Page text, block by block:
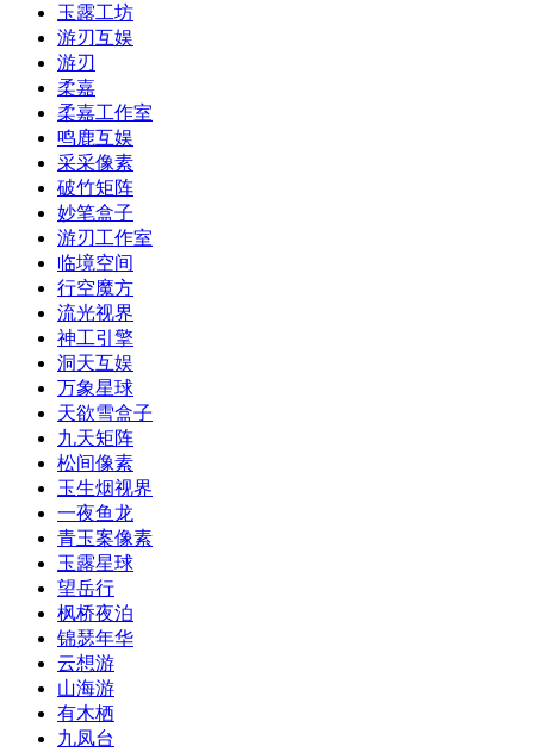
玉露工坊
游刃互娱
游刃
柔嘉
柔嘉工作室
鸣鹿互娱
采采像素
破竹矩阵
妙笔盒子
游刃工作室
临境空间
行空魔方
流光视界
神工引擎
洞天互娱
万象星球
天欲雪盒子
九天矩阵
松间像素
玉生烟视界
一夜鱼龙
青玉案像素
玉露星球
望岳行
枫桥夜泊
锦瑟年华
云想游
山海游
有木栖
九凤台